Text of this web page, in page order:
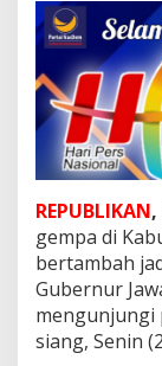
REPUBLIKAN
gempa di
bertambah
Gubernur
mengunjungi
siang, Senin